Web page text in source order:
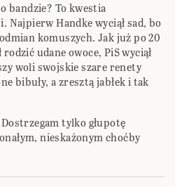
bandzie? To kwestia
Handke wyciął sad, bo
komuszych. Jak już po 20
udane owoce, PiS wyciął
woli swojskie szare renety
bibuły, a zresztą jabłek i tak
tylko głupotę
nieskażonym choćby